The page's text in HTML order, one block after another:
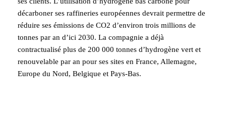
décarboner ses raffineries européennes devrait permettre de
réduire ses émissions de CO2 d’environ trois millions de
tonnes par an d’ici 2030. La compagnie a déjà
contractualisé plus de 200 000 tonnes d’hydrogène vert et
renouvelable par an pour ses sites en France, Allemagne,
Europe du Nord, Belgique et Pays-Bas.